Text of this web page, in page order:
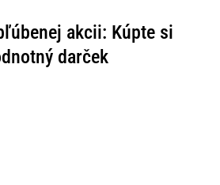
akcii: Kúpte si
darček